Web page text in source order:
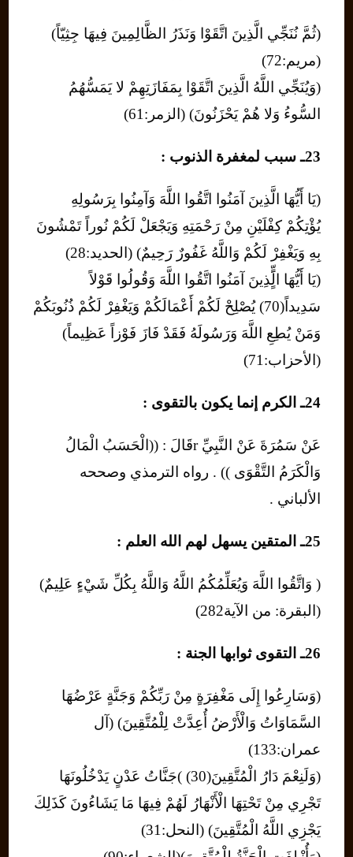
(ثُمَّ نُنَجِّي الَّذِينَ اتَّقَوْا وَنَذَرُ الظَّالِمِينَ فِيهَا جِثِيّاً)
(مريم:72)
(وَيُنَجِّي اللَّهُ الَّذِينَ اتَّقَوْا بِمَفَازَتِهِمْ لا يَمَسُّهُمُ
السُّوءُ وَلا هُمْ يَحْزَنُونَ) (الزمر:61)
23ـ سبب لمغفرة الذنوب :
(يَا أَيُّهَا الَّذِينَ آمَنُوا اتَّقُوا اللَّهَ وَآمِنُوا بِرَسُولِهِ
يُؤْتِكُمْ كِفْلَيْنِ مِنْ رَحْمَتِهِ وَيَجْعَلْ لَكُمْ نُوراً تَمْشُونَ
بِهِ وَيَغْفِرْ لَكُمْ وَاللَّهُ غَفُورٌ رَحِيمٌ) (الحديد:28)
(يَا أَيُّهَا الٍٍَّذِينَ آمَنُوا اتَّقُوا اللَّهَ وَقُولُوا قَوْلاً
سَدِيداً(70) يُصْلِحْ لَكُمْ أَعْمَالَكُمْ وَيَغْفِرْ لَكُمْ ذُنُوبَكُمْ
وَمَنْ يُطِعِ اللَّهَ وَرَسُولَهُ فَقَدْ فَازَ فَوْزاً عَظِيماً)
(الأحزاب:71)
24ـ الكرم إنما يكون بالتقوى :
عَنْ سَمُرَةَ عَنْ النَّبِيِّ rقَالَ : ((الْحَسَبُ الْمَالُ
وَالْكَرَمُ التَّقْوَى )) . رواه الترمذي وصححه
الألباني .
25ـ المتقين يسهل لهم الله العلم :
( وَاتَّقُوا اللَّهَ وَيُعَلِّمُكُمُ اللَّهُ وَاللَّهُ بِكُلِّ شَيْءٍ عَلِيمٌ)
(البقرة: من الآية282)
26ـ التقوى ثوابها الجنة :
(وَسَارِعُوا إِلَى مَغْفِرَةٍ مِنْ رَبِّكُمْ وَجَنَّةٍ عَرْضُهَا
السَّمَاوَاتُ وَالْأَرْضُ أُعِدَّتْ لِلْمُتَّقِينَ) (آل
عمران:133)
(وَلَنِعْمَ دَارُ الْمُتَّقِينَ(30) )جَنَّاتُ عَدْنٍ يَدْخُلُونَهَا
تَجْرِي مِنْ تَحْتِهَا الْأَنْهَارُ لَهُمْ فِيهَا مَا يَشَاءُونَ كَذَلِكَ
يَجْزِي اللَّهُ الْمُتَّقِينَ) (النحل:31)